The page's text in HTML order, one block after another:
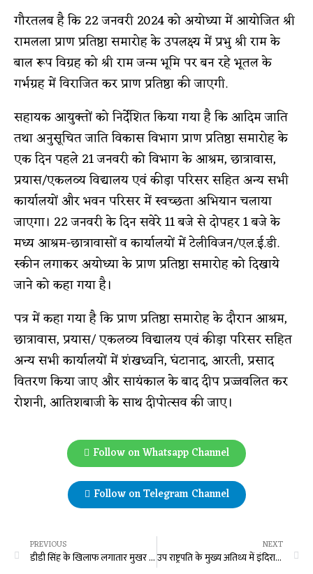
गौरतलब है कि 22 जनवरी 2024 को अयोध्या में आयोजित श्री
रामलला प्राण प्रतिष्ठा समारोह के उपलक्ष्य में प्रभु श्री राम के
बाल रूप विग्रह को श्री राम जन्म भूमि पर बन रहे भूतल के
गर्भग्रह में विराजित कर प्राण प्रतिष्ठा की जाएगी.
सहायक आयुक्तों को निर्देशित किया गया है कि आदिम जाति
तथा अनुसूचित जाति विकास विभाग प्राण प्रतिष्ठा समारोह के
एक दिन पहले 21 जनवरी को विभाग के आश्रम, छात्रावास,
प्रयास/एकलव्य विद्यालय एवं कीड़ा परिसर सहित अन्य सभी
कार्यालयों और भवन परिसर में स्वच्छता अभियान चलाया
जाएगा। 22 जनवरी के दिन सवेरे 11 बजे से दोपहर 1 बजे के
मध्य आश्रम-छात्रावासों व कार्यालयों में टेलीविजन/एल.ई.डी.
स्कीन लगाकर अयोध्या के प्राण प्रतिष्ठा समारोह को दिखाये
जाने को कहा गया है।
पत्र में कहा गया है कि प्राण प्रतिष्ठा समारोह के दौरान आश्रम,
छात्रावास, प्रयास/ एकलव्य विद्यालय एवं कीड़ा परिसर सहित
अन्य सभी कार्यालयों में शंखध्वनि, घंटानाद, आरती, प्रसाद
वितरण किया जाए और सायंकाल के बाद दीप प्रज्जवलित कर
रोशनी, आतिशबाजी के साथ दीपोत्सव की जाए।
Follow on Whatsapp Channel
Follow on Telegram Channel
PREVIOUS
डीडी सिंह के खिलाफ लगातार मुखर हो रहे राज्य प्रशासनिक सेवा के अधिकारी, अब इन जिलों के अफसरों ने की हटाने की मांग, सीएम को लिखा पत्र
NEXT
उप राष्ट्रपति के मुख्य अतिथ्य में इंदिरा गांधी कृषि विश्वविद्यालय का 38वां स्थापना दिवस सम्पन्न